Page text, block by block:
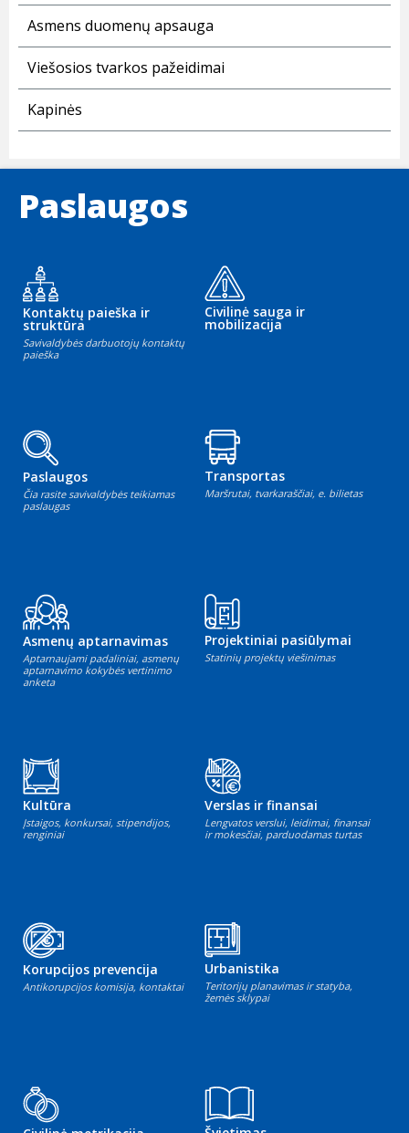
Asmens duomenų apsauga
Viešosios tvarkos pažeidimai
Kapinės
Paslaugos
Kontaktų paieška ir
struktūra
Savivaldybės darbuotojų kontaktų
paieška
Civilinė sauga ir
mobilizacija
Paslaugos
Čia rasite savivaldybės teikiamas
paslaugas
Transportas
Maršrutai, tvarkaraščiai, e. bilietas
Asmenų aptarnavimas
Aptarnaujami padaliniai, asmenų
aptarnavimo kokybės vertinimo
anketa
Projektiniai pasiūlymai
Statinių projektų viešinimas
Kultūra
Įstaigos, konkursai, stipendijos,
renginiai
Verslas ir finansai
Lengvatos verslui, leidimai, finansai
ir mokesčiai, parduodamas turtas
Korupcijos prevencija
Antikorupcijos komisija, kontaktai
Urbanistika
Teritorijų planavimas ir statyba,
žemės sklypai